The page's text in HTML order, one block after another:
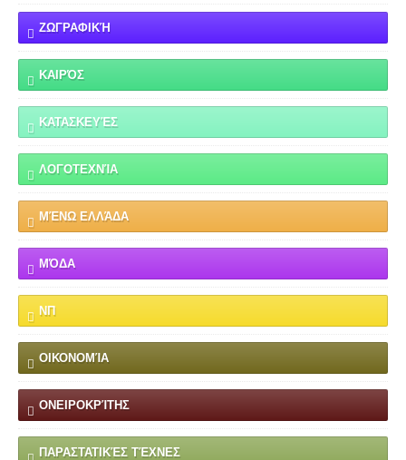
ΖΩΓΡΑΦΙΚΉ
ΚΑΙΡΌΣ
ΚΑΤΑΣΚΕΥΈΣ
ΛΟΓΟΤΕΧΝΊΑ
ΜΈΝΩ ΕΛΛΆΔΑ
ΜΌΔΑ
ΝΠ
ΟΙΚΟΝΟΜΊΑ
ΟΝΕΙΡΟΚΡΊΤΗΣ
ΠΑΡΑΣΤΑΤΙΚΈΣ ΤΈΧΝΕΣ